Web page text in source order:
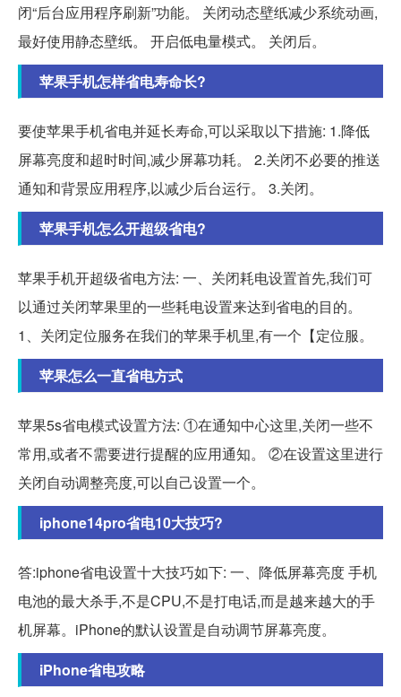
闭“后台应用程序刷新”功能。 关闭动态壁纸减少系统动画,
最好使用静态壁纸。 开启低电量模式。 关闭后。
苹果手机怎样省电寿命长?
要使苹果手机省电并延长寿命,可以采取以下措施: 1.降低
屏幕亮度和超时时间,减少屏幕功耗。 2.关闭不必要的推送
通知和背景应用程序,以减少后台运行。 3.关闭。
苹果手机怎么开超级省电?
苹果手机开超级省电方法: 一、关闭耗电设置首先,我们可
以通过关闭苹果里的一些耗电设置来达到省电的目的。
1、关闭定位服务在我们的苹果手机里,有一个【定位服。
苹果怎么一直省电方式
苹果5s省电模式设置方法: ①在通知中心这里,关闭一些不
常用,或者不需要进行提醒的应用通知。 ②在设置这里进行
关闭自动调整亮度,可以自己设置一个。
iphone14pro省电10大技巧?
答:iphone省电设置十大技巧如下: 一、降低屏幕亮度 手机
电池的最大杀手,不是CPU,不是打电话,而是越来越大的手
机屏幕。iPhone的默认设置是自动调节屏幕亮度。
iPhone省电攻略